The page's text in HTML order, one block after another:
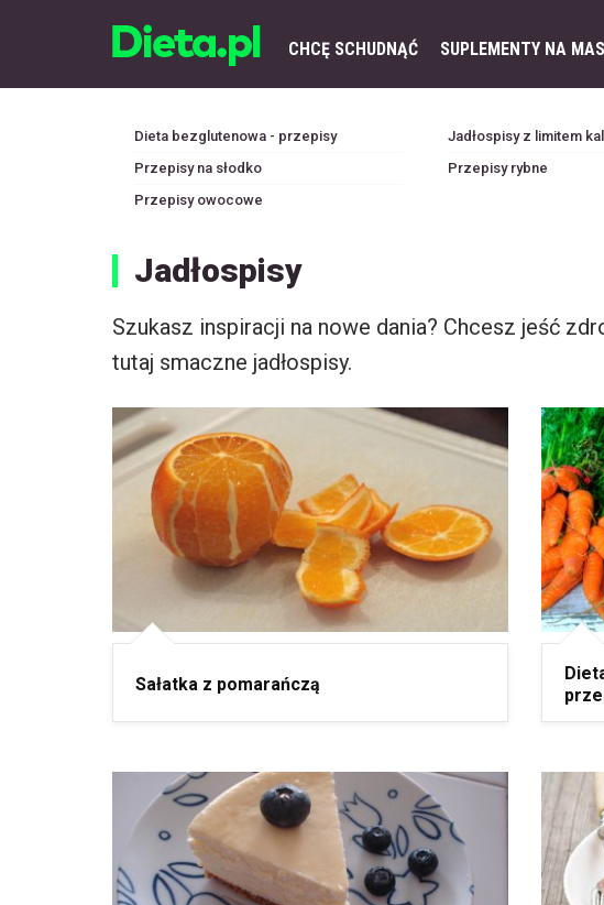
CHCĘ SCHUDNĄĆ SUPLEMENTY NA
Dieta bezglutenowa - przepisy
Przepisy na słodko
Przepisy owocowe
Jadłospisy z limitem
Przepisy rybne
Jadłospisy
Szukasz inspiracji na nowe dania? Chcesz jeść
tutaj smaczne jadłospisy.
Sałatka z pomarańczą